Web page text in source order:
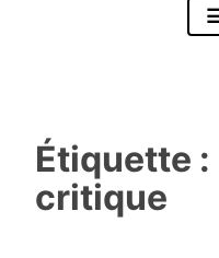
Étiquette :
critique